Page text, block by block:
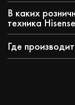
В каких
техника
Где